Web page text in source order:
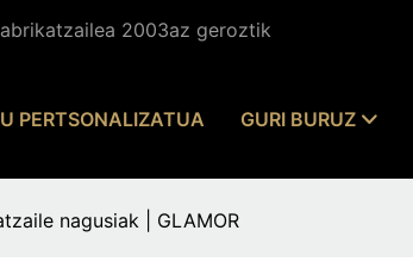
2003az geroztik
PERTSONALIZATUA GURI BURUZ
nagusiak | GLAMOR